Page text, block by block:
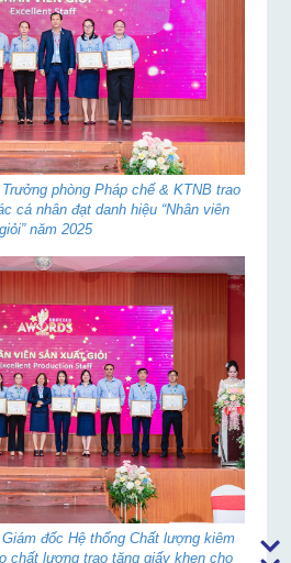
phòng Pháp chế & KTNB trao
cá nhân đạt danh hiệu “Nhân viên
giỏi” năm 2025
đốc Hệ thống Chất lượng kiêm
chất lượng trao tặng giấy khen cho